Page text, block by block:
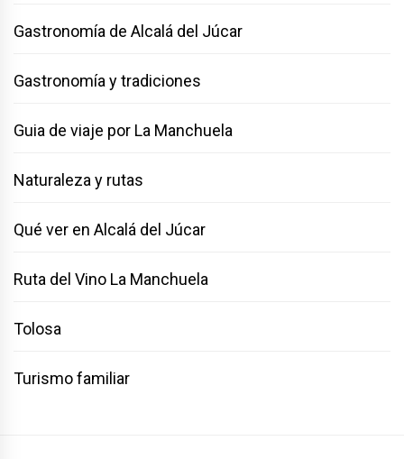
Gastronomía de Alcalá del Júcar
Gastronomía y tradiciones
Guia de viaje por La Manchuela
Naturaleza y rutas
Qué ver en Alcalá del Júcar
Ruta del Vino La Manchuela
Tolosa
Turismo familiar